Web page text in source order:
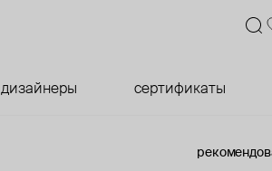
дизайнеры сертификаты